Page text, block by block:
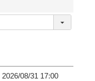
2026/08/31 17:00